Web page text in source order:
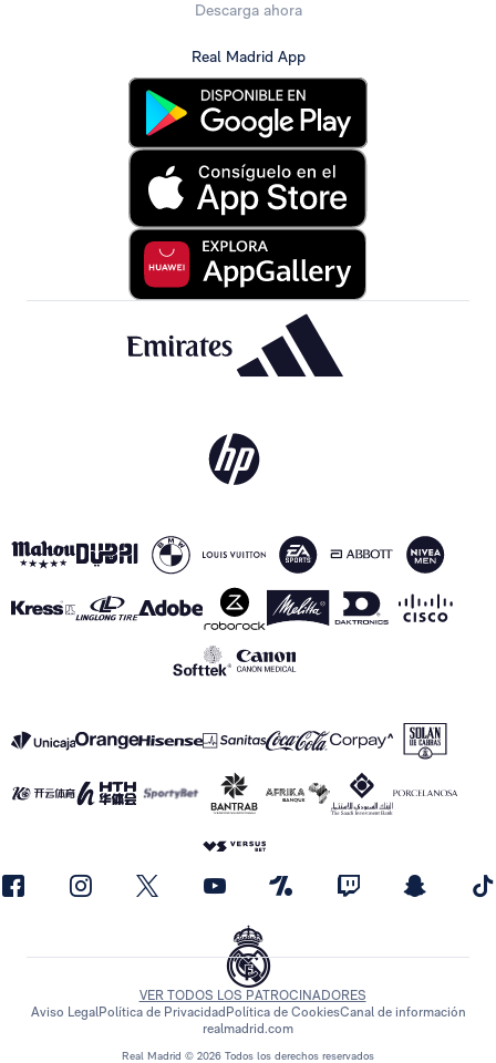
Descarga ahora
Real Madrid App
Real Madrid © 2026 Todos los derechos reservados
VER TODOS LOS PATROCINADORES
Aviso LegalPolítica de Privacidad Política de CookiesCanal de información
realmadrid.com